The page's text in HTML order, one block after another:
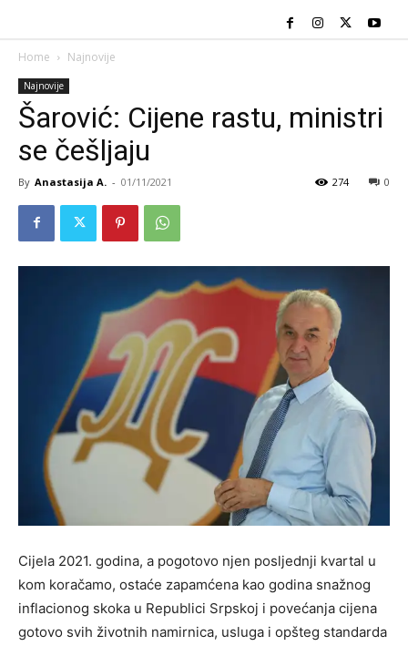
Home Najnovije
Najnovije
Šarović: Cijene rastu, ministri
se češljaju
By Anastasija A. - 01/11/2021 0
274
Cijela 2021. godina, a pogotovo njen posljednji kvartal u
kom koračamo, ostaće zapamćena kao godina snažnog
inflacionog skoka u Republici Srpskoj i povećanja cijena
gotovo svih životnih namirnica, usluga i opšteg standarda